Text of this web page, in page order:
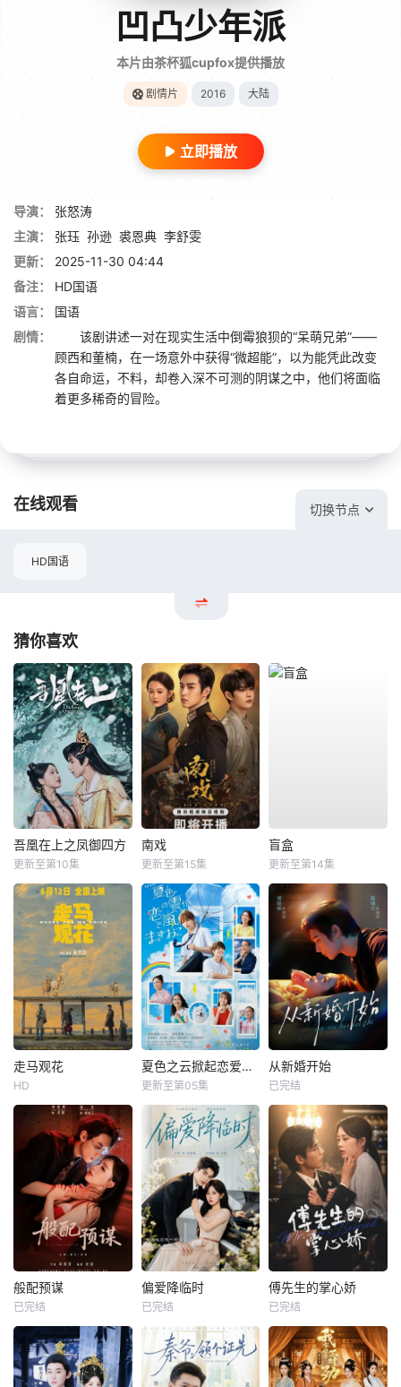
凹凸少年派
本片由茶杯狐cupfox提供播放
剧情片 2016 大陆
立即播放
导演：
张怒涛
主演：
张珏 孙逊 裘恩典 李舒雯
更新：
2025-11-30 04:44
备注：
HD国语
语言：
国语
剧情：
该剧讲述一对在现实生活中倒霉狼狈的“呆萌兄弟”——
顾西和董楠，在一场意外中获得“微超能”，以为能凭此改变
各自命运，不料，却卷入深不可测的阴谋之中，他们将面临
着更多稀奇的冒险。
在线观看 切换节点
HD国语
猜你喜欢
吾凰在上之凤御四方
更新至第10集
南戏
更新至第15集
盲盒
更新至第14集
走马观花
HD
夏色之云掀起恋爱与风暴
更新至第05集
从新婚开始
已完结
般配预谋
已完结
偏爱降临时
已完结
傅先生的掌心娇
已完结